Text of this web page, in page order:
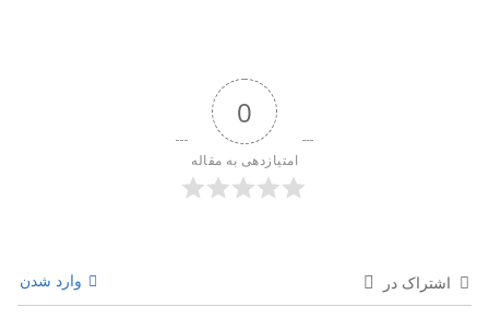
0
امتیازدهی به مقاله
اشتراک در وارد شدن